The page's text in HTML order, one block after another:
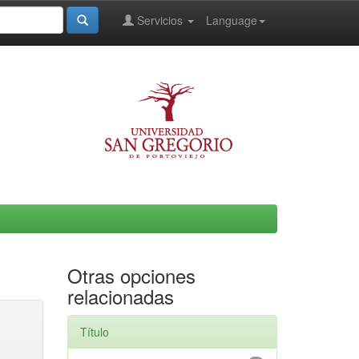
Language
Servicios
Otras opciones
relacionadas
Título